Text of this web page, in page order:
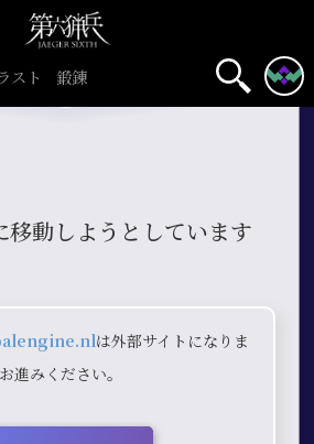
スト 鍛錬
移動しようとしています
は外部サイトになりま
進みください。